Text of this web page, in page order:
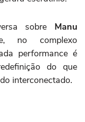
sobre Manu
no complexo
performance é
do que
interconectado.